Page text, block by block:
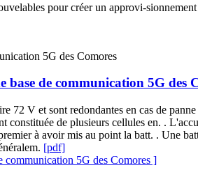
pour créer un approvi-
base de communication 5G des
V et sont redondantes en cas de
constituée de plusieurs cellules en. .
à avoir mis au point la batt. . Une
[pdf]
communication 5G des Comores ]